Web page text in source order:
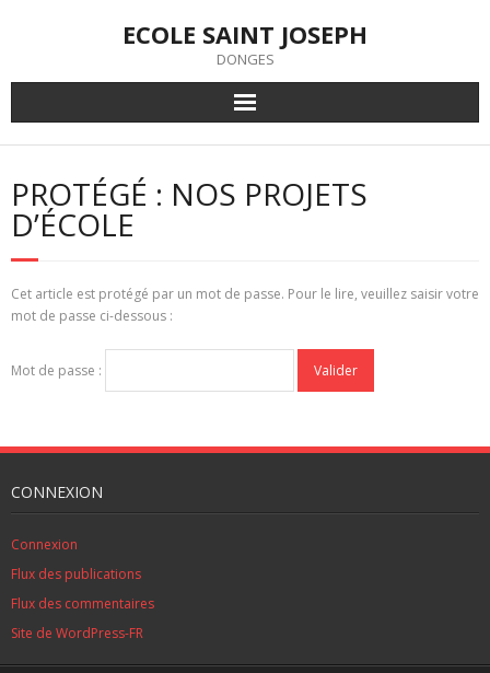
ECOLE SAINT JOSEPH
DONGES
PROTÉGÉ : NOS PROJETS
D’ÉCOLE
Cet article est protégé par un mot de passe. Pour le lire, veuillez saisir votre
mot de passe ci-dessous :
Mot de passe :
CONNEXION
Connexion
Flux des publications
Flux des commentaires
Site de WordPress-FR